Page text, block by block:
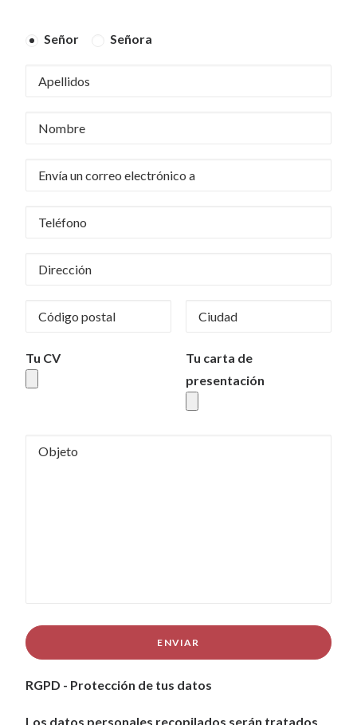
Señor Señora
Tu CV
Tu carta de
presentación
RGPD - Protección de tus datos
Los datos personales recopilados serán tratados